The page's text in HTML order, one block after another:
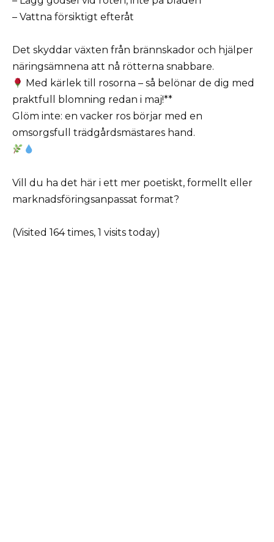
– Vattna försiktigt efteråt
Det skyddar växten från brännskador och hjälper
näringsämnena att nå rötterna snabbare.
Med kärlek till rosorna – så belönar de dig med
praktfull blomning redan i maj!**
Glöm inte: en vacker ros börjar med en
omsorgsfull trädgårdsmästares hand.
Vill du ha det här i ett mer poetiskt, formellt eller
marknadsföringsanpassat format?
(Visited 164 times, 1 visits today)